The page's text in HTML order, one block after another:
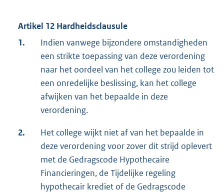
Artikel 12 Hardheidsclausule
1.
Indien vanwege bijzondere omstandigheden
een strikte toepassing van deze verordening
naar het oordeel van het college zou leiden tot
een onredelijke beslissing, kan het college
afwijken van het bepaalde in deze
verordening.
2.
Het college wijkt niet af van het bepaalde in
deze verordening voor zover dit strijd oplevert
met de Gedragscode Hypothecaire
Financieringen, de Tijdelijke regeling
hypothecair krediet of de Gedragscode